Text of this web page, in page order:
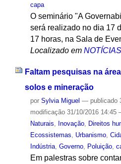
capa
O seminário "A
será realizado no dia 17
17 horas, na Sala de
Localizado em NOTÍCIAS
Faltam pesquisas na
solos e mineração
por Sylvia Miguel — publicado
modificação31/10/2016 14:45
Naturais
Inovação, Direitos
Ecossistemas
Urbanismo,
Indústria, Governo, Poluição,
Em palestras sobre